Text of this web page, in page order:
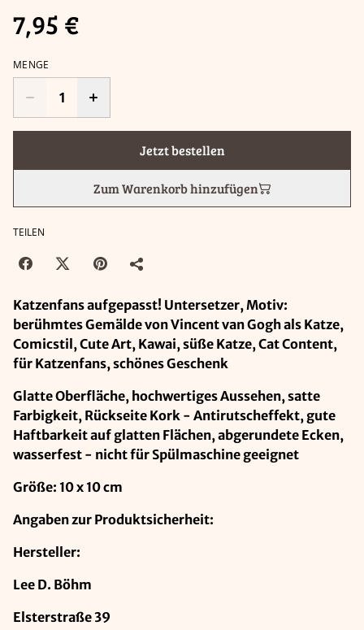
7,95 €
MENGE
Jetzt bestellen
Zum Warenkorb hinzufügen
TEILEN
Katzenfans aufgepasst! Untersetzer, Motiv:
berühmtes Gemälde von Vincent van Gogh als Katze,
Comicstil, Cute Art, Kawai, süße Katze, Cat Content,
für Katzenfans, schönes Geschenk
Glatte Oberfläche, hochwertiges Aussehen, satte
Farbigkeit, Rückseite Kork - Antirutscheffekt, gute
Haftbarkeit auf glatten Flächen, abgerundete Ecken,
wasserfest - nicht für Spülmaschine geeignet
Größe: 10 x 10 cm
Angaben zur Produktsicherheit:
Hersteller:
Lee D. Böhm
Elsterstraße 39